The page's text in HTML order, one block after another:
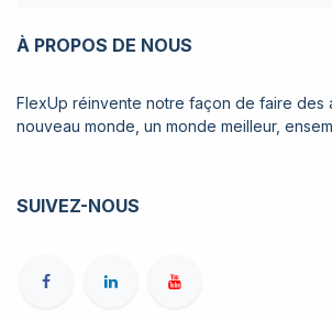
À PROPOS DE NOUS
FlexUp réinvente notre façon de faire des
nouveau monde, un monde meilleur,
SUIVEZ-NOUS